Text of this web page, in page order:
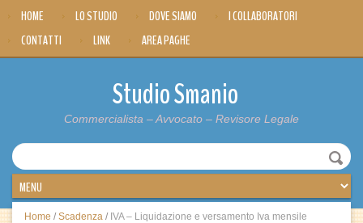
HOME LO STUDIO DOVE SIAMO
I COLLABORATORI
CONTATTI
LINK AREA PAGHE
Studio Smanio
Commercialista – Avvocato – Revisore Legale
Home / Scadenza / IVA – Liquidazione e versamento Iva mensile